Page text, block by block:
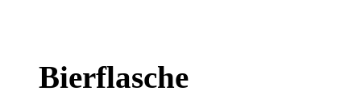
Bierflasche